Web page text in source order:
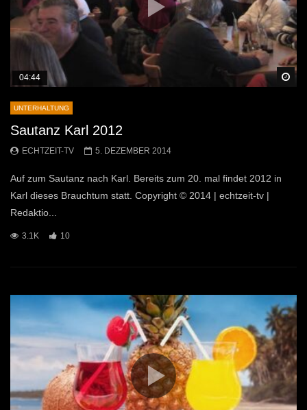
04:44
UNTERHALTUNG
Sautanz Karl 2012
ECHTZEIT-TV 5. DEZEMBER 2014
Auf zum Sautanz nach Karl. Bereits zum 20. mal findet 2012 in
Karl dieses Brauchtum statt. Copyright © 2014 | echtzeit-tv |
Redaktio...
3.1K 10